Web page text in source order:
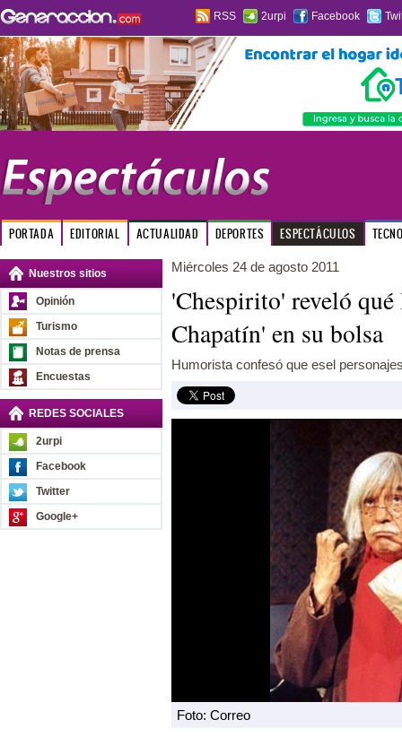
RSS 2urpi Facebook
PORTADA EDITORIAL ACTUALIDAD DEPORTES ESPECTÁCULOS
Nuestros sitios
Opinión
Turismo
Notas de prensa
Encuestas
REDES SOCIALES
2urpi
Facebook
Twitter
Google+
Miércoles 24 de agosto 2011
'Chespirito' reveló
Chapatín' en su bolsa
Humorista confesó que esel
Foto: Correo